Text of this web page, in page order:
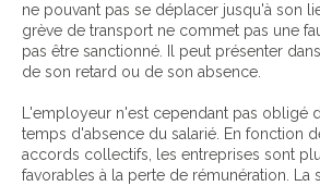
ne pouvant pas se déplacer jusqu'à son
grève de transport ne commet pas une
pas être sanctionné. Il peut présenter
de son retard ou de son absence.
L'employeur n'est cependant pas obligé
temps d'absence du salarié. En fonction
accords collectifs, les entreprises sont
favorables à la perte de rémunération. La